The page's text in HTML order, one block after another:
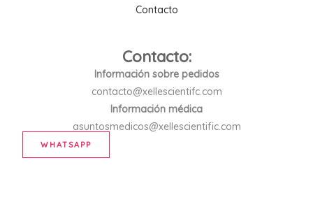
Contacto
Contacto:
Información sobre pedidos
contacto@xellescientifc.com
Información médica
asuntosmedicos@xellescientific.com
WHATSAPP